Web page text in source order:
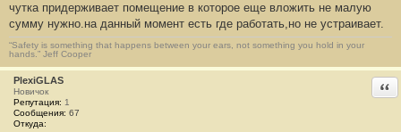
чутка придерживает помещение в которое еще вложить не малую
сумму нужно.на данный момент есть где работать,но не устраивает.
“Safety is something that happens between your ears, not something you hold in your
hands.” Jeff Cooper
PlexiGLAS
Новичок
Репутация: 1
Сообщения: 67
Откуда: